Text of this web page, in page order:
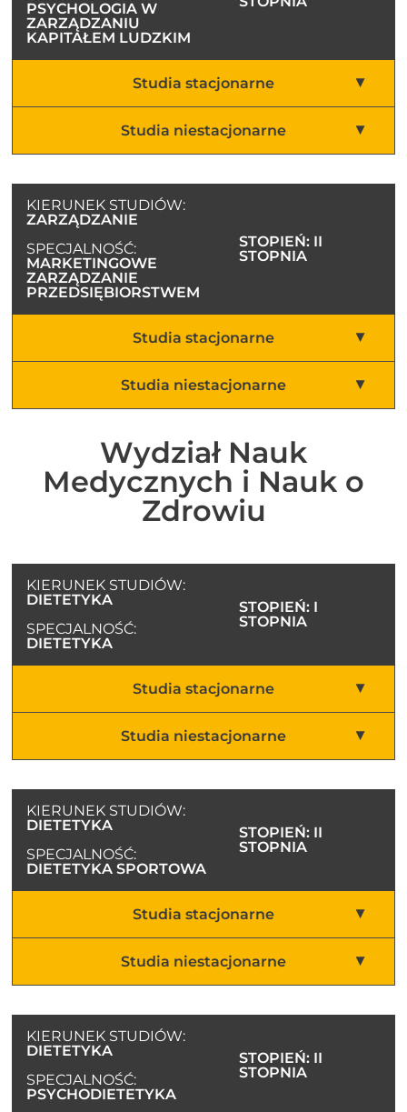
PSYCHOLOGIA W
ZARZĄDZANIU
KAPITAŁEM LUDZKIM
Studia stacjonarne
Studia niestacjonarne
KIERUNEK STUDIÓW:
ZARZĄDZANIE
SPECJALNOŚĆ:
MARKETINGOWE
ZARZĄDZANIE
PRZEDSIĘBIORSTWEM
STOPIEŃ: II
STOPNIA
Studia stacjonarne
Studia niestacjonarne
Wydział Nauk
Medycznych i Nauk o
Zdrowiu
KIERUNEK STUDIÓW:
DIETETYKA
SPECJALNOŚĆ:
DIETETYKA
STOPIEŃ: I
STOPNIA
Studia stacjonarne
Studia niestacjonarne
KIERUNEK STUDIÓW:
DIETETYKA
SPECJALNOŚĆ:
DIETETYKA SPORTOWA
STOPIEŃ: II
STOPNIA
Studia stacjonarne
Studia niestacjonarne
KIERUNEK STUDIÓW:
DIETETYKA
SPECJALNOŚĆ:
PSYCHODIETETYKA
STOPIEŃ: II
STOPNIA